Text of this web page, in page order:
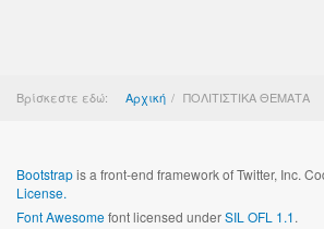
Βρίσκεστε εδώ: Αρχική ΠΟΛΙΤΙΣΤΙΚΑ ΘΕΜΑΤΑ
Bootstrapis a front-end framework of Twitter, Inc.
License.
Font Awesomefont licensed underSIL OFL 1.1.